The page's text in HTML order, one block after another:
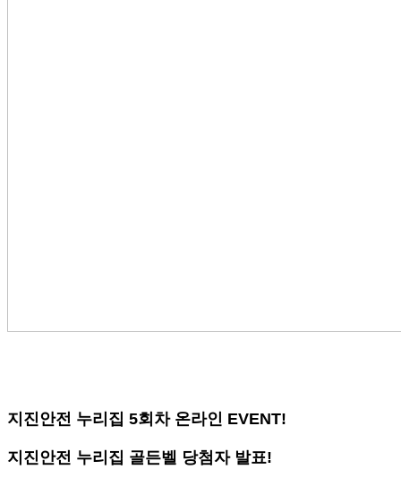
지진안전 누리집 5회차 온라인 EVENT!
지진안전 누리집 골든벨 당첨자 발표!